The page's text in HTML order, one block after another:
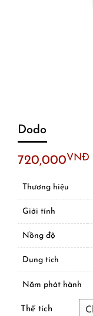
Dodo
720,000VNĐ
Thương hiệu
Giới tính
Nồng độ
Dung tích
Năm phát hành
Thể tích